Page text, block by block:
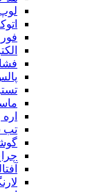
فور
تب